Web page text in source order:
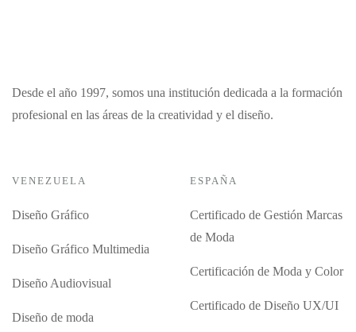
Desde el año 1997, somos una institución dedicada a la formación
profesional en las áreas de la creatividad y el diseño.
VENEZUELA
Diseño Gráfico
Diseño Gráfico Multimedia
Diseño Audiovisual
Diseño de moda
ESPAÑA
Certificado de Gestión Marcas
de Moda
Certificación de Moda y Color
Certificado de Diseño UX/UI